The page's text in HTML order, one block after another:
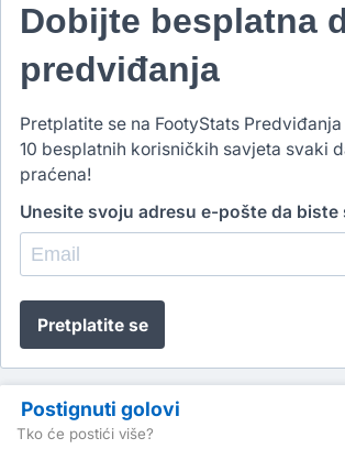
Dobijte besplatna
predviđanja
Pretplatite se na FootyStats
10 besplatnih korisničkih savjeta svaki
praćena!
Unesite svoju adresu e-pošte da biste
Pretplatite se
Postignuti golovi
Tko će postići više?